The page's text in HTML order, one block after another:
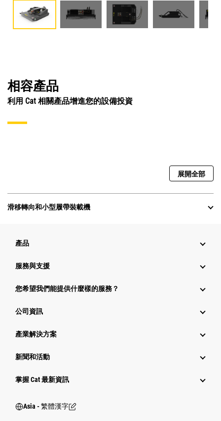
相容產品
利用 Cat 相關產品增進您的設備投資
展開全部
滑移轉向和小型履帶裝載機
產品
服務與支援
您希望我們能提供什麼樣的服務？
公司資訊
產業解決方案
新聞和活動
掌握 Cat 最新資訊
Asia - 繁體漢字